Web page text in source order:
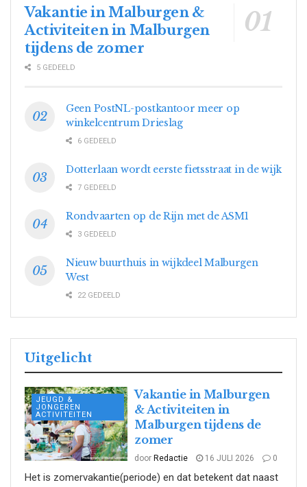
Vakantie in Malburgen &
Activiteiten in Malburgen
tijdens de zomer
5 GEDEELD
Geen PostNL-postkantoor meer op
winkelcentrum Drieslag
6 GEDEELD
Dotterlaan wordt eerste fietsstraat in de wijk
7 GEDEELD
Rondvaarten op de Rijn met de ASM1
3 GEDEELD
Nieuw buurthuis in wijkdeel Malburgen
West
22 GEDEELD
Uitgelicht
JEUGD &
JONGEREN
ACTIVITEITEN
Vakantie in Malburgen
& Activiteiten in
Malburgen tijdens de
zomer
door Redactie 16 JULI 2026 0
Het is zomervakantie(periode) en dat betekent dat naast